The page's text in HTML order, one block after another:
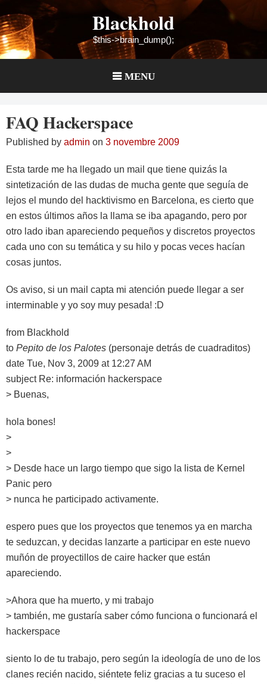
to
content
Blackhold
$this->brain_dump();
MENU
FAQ Hackerspace
Published by admin on 3 novembre 2009
Esta tarde me ha llegado un mail que tiene quizás la
sintetización de las dudas de mucha gente que seguía de
lejos el mundo del hacktivismo en Barcelona, es cierto que
en estos últimos años la llama se iba apagando, pero por
otro lado iban apareciendo pequeños y discretos proyectos
cada uno con su temática y su hilo y pocas veces hacían
cosas juntos.
Os aviso, si un mail capta mi atención puede llegar a ser
interminable y yo soy muy pesada! :D
from Blackhold
to Pepito de los Palotes (personaje detrás de cuadraditos)
date Tue, Nov 3, 2009 at 12:27 AM
subject Re: información hackerspace
> Buenas,
hola bones!
>
>
> Desde hace un largo tiempo que sigo la lista de Kernel
Panic pero
> nunca he participado activamente.
espero pues que los proyectos que tenemos ya en marcha
te seduzcan, y decidas lanzarte a participar en este nuevo
muñón de proyectillos de caire hacker que están
apareciendo.
>Ahora que ha muerto, y mi trabajo
> también, me gustaría saber cómo funciona o funcionará el
hackerspace
siento lo de tu trabajo, pero según la ideología de uno de los
clanes recién nacido, siéntete feliz gracias a tu suceso el